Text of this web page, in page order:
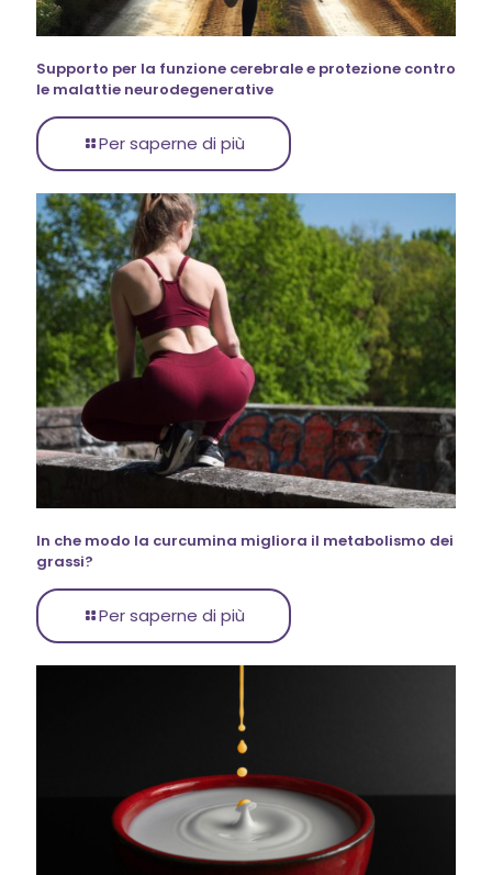
Supporto per la funzione cerebrale e protezione contro
le malattie neurodegenerative
Per saperne di più
In che modo la curcumina migliora il metabolismo dei
grassi?
Per saperne di più